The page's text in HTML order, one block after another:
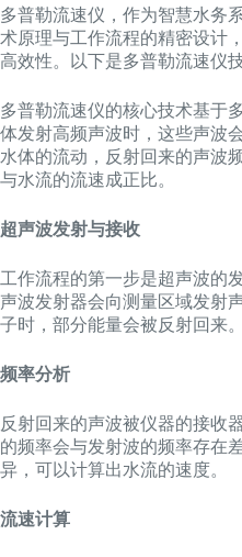
多普勒流速仪，作为智慧水务
术原理与工作流程的精密设计
高效性。以下是多普勒流速仪
多普勒流速仪的核心技术基于
体发射高频声波时，这些声波
水体的流动，反射回来的声波
与水流的流速成正比。
超声波发射与接收
工作流程的第一步是超声波的
声波发射器会向测量区域发射
子时，部分能量会被反射回来。
频率分析
反射回来的声波被仪器的接收
的频率会与发射波的频率存在
异，可以计算出水流的速度。
流速计算